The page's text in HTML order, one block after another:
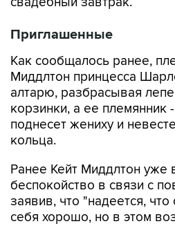
Приглашенные
Как сообщалось ранее,
Миддлтон принцесса
алтарю, разбрасывая
корзинки, а ее
поднесет жениху и
кольца.
Ранее Кейт Миддлтон уже
беспокойство в связи с
заявив, что "надеется, что
себя хорошо, но в этом